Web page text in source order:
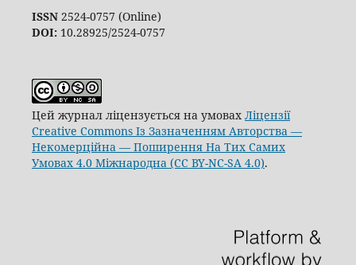
ISSN2524-0757 (Online)
DOI:10.28925/2524-0757
Цей журнал ліцензується на умовах Ліцензії
Creative Commons Із Зазначенням Авторства —
Некомерційна — Поширення На Тих Самих
Умовах 4.0 Міжнародна (CC BY-NC-SA 4.0).